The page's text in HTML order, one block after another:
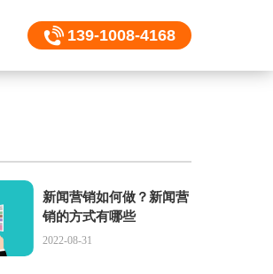
139-1008-4168
新闻营销如何做？新闻营
销的方式有哪些
2022-08-31